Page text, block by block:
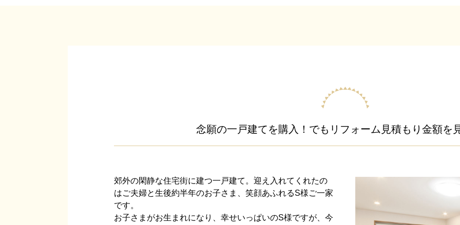
念願の一戸建てを購入！でもリフォーム見積もり金額を
郊外の閑静な住宅街に建つ一戸建て。迎え入れてくれたの
はご夫婦と生後約半年のお子さま、笑顔あふれるS様ご一家
です。
お子さまがお生まれになり、幸せいっぱいのS様ですが、今